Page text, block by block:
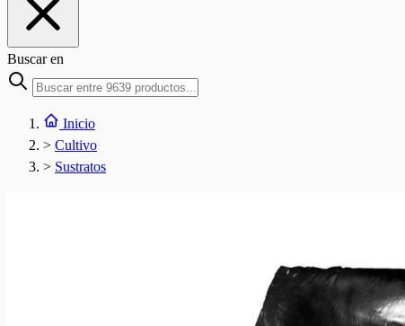
Buscar en
Inicio
> Cultivo
> Sustratos